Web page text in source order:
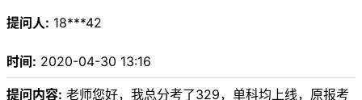
提问人: 18***42
时间: 2020-04-30 13:16
提问内容: 老师您好，我总分考了329，单科均上线，原报考